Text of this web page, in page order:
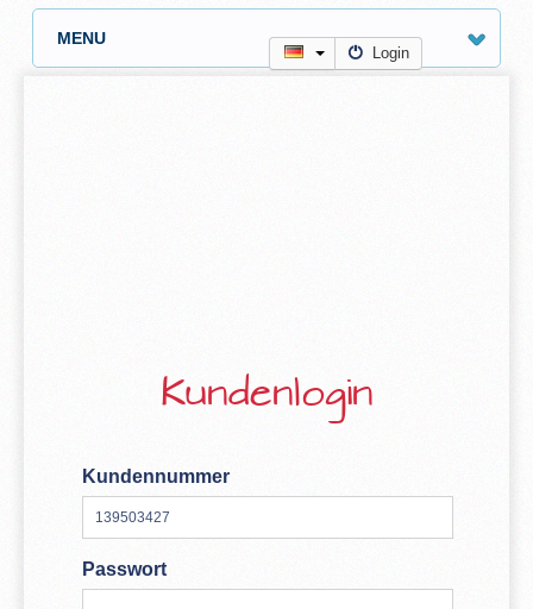
MENU
Login
Kundenlogin
Kundennummer
Passwort